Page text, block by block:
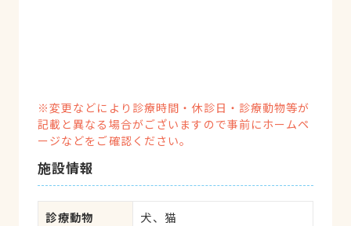
※変更などにより診療時間・休診日・診療動物等が
記載と異なる場合がございますので事前にホームペ
ージなどをご確認ください。
施設情報
診療動物
犬、猫